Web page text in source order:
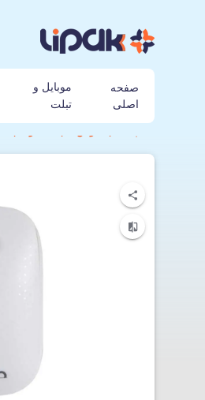
صفحه
اصلی
موبایل و
تبلت